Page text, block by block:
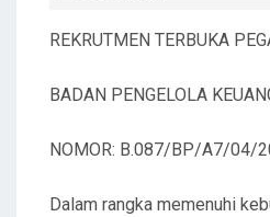
O
REKRUTMEN TERBUKA
BADAN PENGELOLA
NOMOR: B.087/BP/A7/04/
Dalam rangka memenuhi